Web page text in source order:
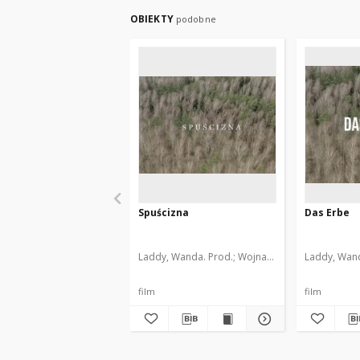
OBIEKTY podobne
Spuścizna
Laddy, Wanda. Prod. Wojnach, Andrzej. Scen.
film
Das Erbe
Laddy,
film